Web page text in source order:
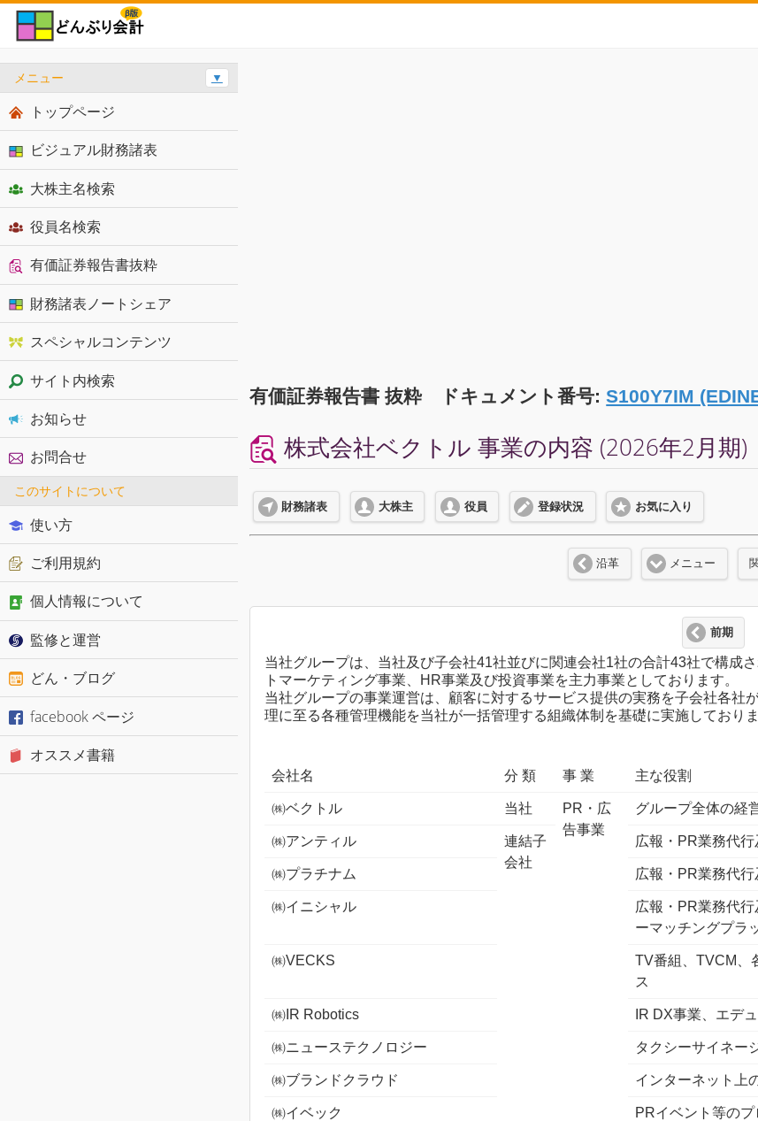
有価証券報告書 抜粋 ドキュメント番号:S100Y7IM
株式会社ベクトル 事業の内容 (2026年2月期)
財務諸表 大株主 役員 登録状況 お気に入り
沿革 メニュー
前期
当社グループは、当社及び子会社41社並びに関連会社1社の合計43社で構成
トマーケティング事業、HR事業及び投資事業を主力事業としております。
当社グループの事業運営は、顧客に対するサービス提供の実務を子会社各社
理に至る各種管理機能を当社が一括管理する組織体制を基礎に実施しておりま
会社名 分 類 事 業 主な役割
㈱ベクトル 当社
PR・広
告事業
グループ全体の経
㈱アンティル
連結子
会社
広報・PR業務代
㈱プラチナム 広報・PR業務代
㈱イニシャル
広報・PR業務代
ーマッチングプラ
㈱VECKS
TV番組、TVCM、
ス
㈱IR Robotics IR DX事業、エデ
㈱ニューステクノロジー タクシーサイネー
㈱ブランドクラウド インターネット上
㈱イベック PRイベント等の
メニュー ▼
トップページ
ビジュアル財務諸表
大株主名検索
役員名検索
有価証券報告書抜粋
財務諸表ノートシェア
スペシャルコンテンツ
サイト内検索
お知らせ
お問合せ
このサイトについて
使い方
ご利用規約
個人情報について
監修と運営
どん・ブログ
facebook ページ
オススメ書籍